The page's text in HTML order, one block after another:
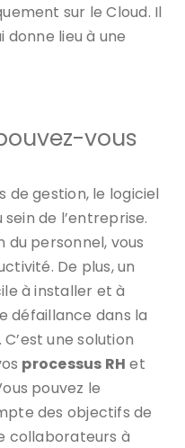
sur le Cloud. Il
donne lieu à une
vous
de gestion, le logiciel
de l’entreprise.
personnel, vous
De plus, un
à installer et à
défaillance dans la
une solution
processus RH et
pouvez le
des objectifs de
collaborateurs à